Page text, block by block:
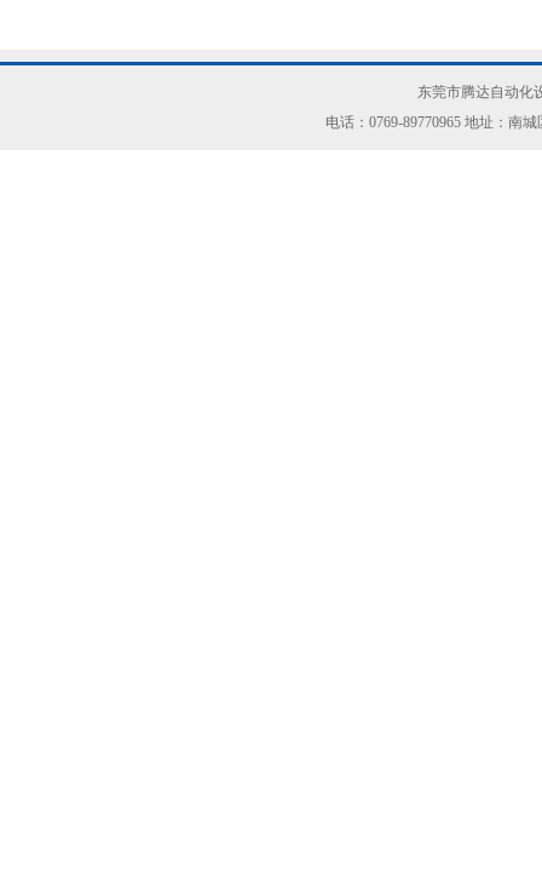
东莞市腾达自动化
电话：0769-89770965 地址：南